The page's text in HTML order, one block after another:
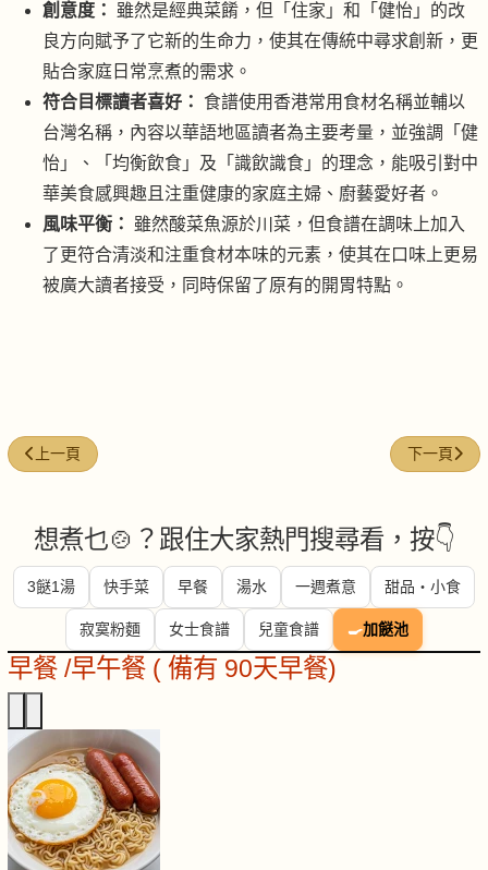
創意度：
雖然是經典菜餚，但「住家」和「健怡」的改
良方向賦予了它新的生命力，使其在傳統中尋求創新，更
貼合家庭日常烹煮的需求。
符合目標讀者喜好：
食譜使用香港常用食材名稱並輔以
台灣名稱，內容以華語地區讀者為主要考量，並強調「健
怡」、「均衡飲食」及「識飲識食」的理念，能吸引對中
華美食感興趣且注重健康的家庭主婦、廚藝愛好者。
風味平衡：
雖然酸菜魚源於川菜，但食譜在調味上加入
了更符合清淡和注重食材本味的元素，使其在口味上更易
被廣大讀者接受，同時保留了原有的開胃特點。
上一篇文章: 蒸澳洲烏頭魚
上一頁 下一篇文章
下一頁
想煮乜🍲？跟住大家熱門搜尋看，按👇
3餸1湯 快手菜 早餐 湯水 一週煮意 甜品・小食
寂寞粉麵 女士食譜 兒童食譜 🍳加餸池
早餐 /早午餐 ( 備有 90天早餐)